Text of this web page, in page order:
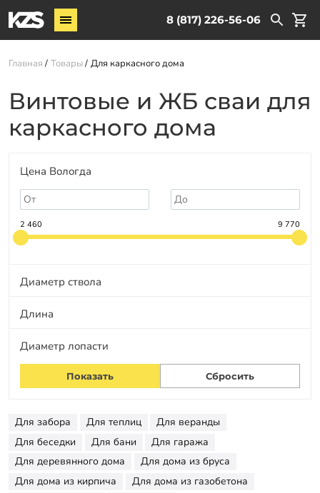
8 (817) 226-56-06
Винтовые сваи
Комплектующие
О компании
Новости
Контакты
Доставка
Оплата
Отзывы
Главная Товары Для каркасного дома
Винтовые и ЖБ сваи для
каркасного дома
Цена Вологда
2 460 9 770
Диаметр ствола
Длина
Диаметр лопасти
Для забора Для теплиц
Для веранды
Для беседки
Для бани
Для гаража
Для деревянного дома
Для дома из бруса
Для дома из кирпича
Для дома из газобетона